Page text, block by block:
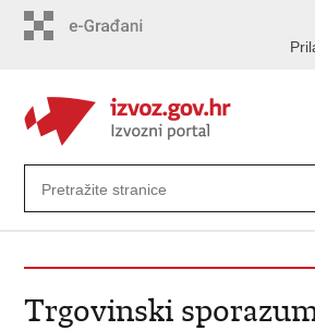
Trgovinski